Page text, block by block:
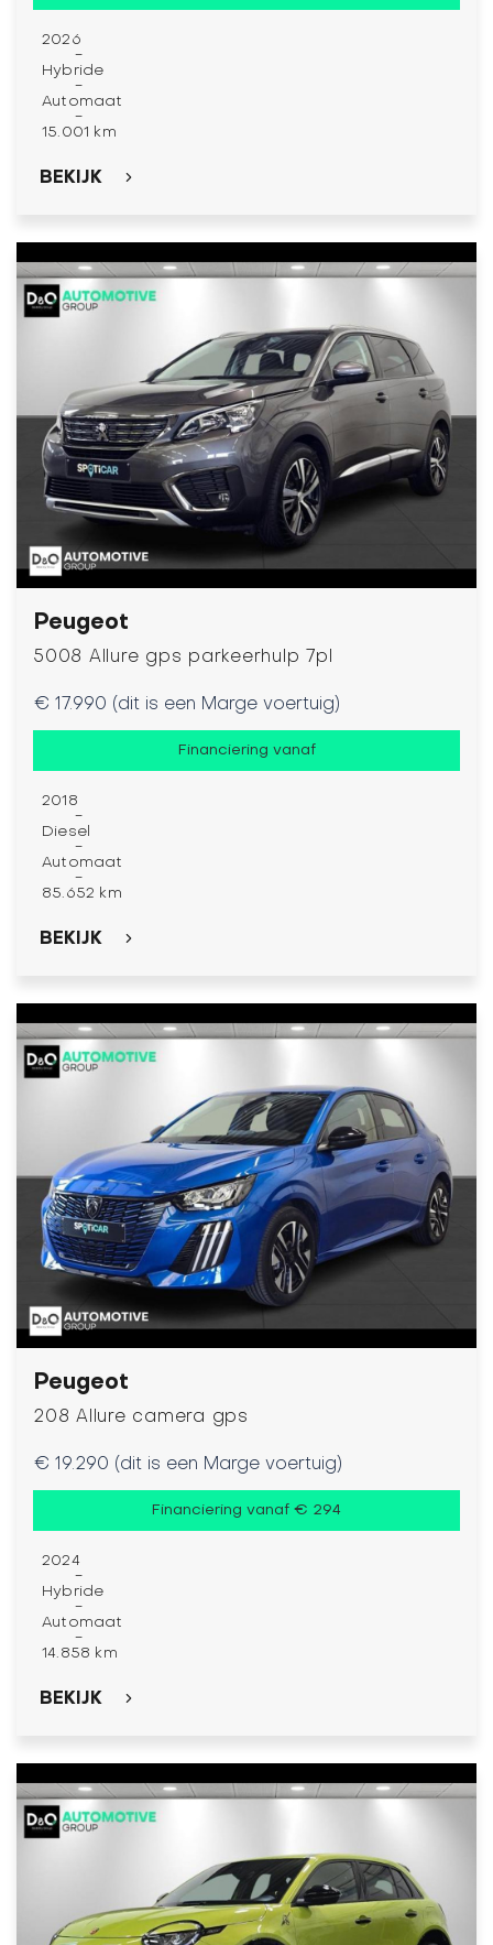
2026
-
Hybride
-
Automaat
-
15.001 km
BEKIJK
Peugeot
5008 Allure gps parkeerhulp 7pl
€ 17.990 (dit is een Marge voertuig)
Financiering vanaf
2018
-
Diesel
-
Automaat
-
85.652 km
BEKIJK
Peugeot
208 Allure camera gps
€ 19.290 (dit is een Marge voertuig)
Financiering vanaf € 294
2024
-
Hybride
-
Automaat
-
14.858 km
BEKIJK